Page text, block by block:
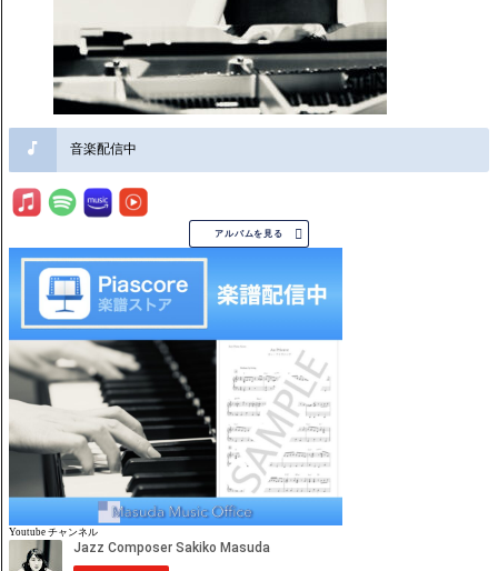
音楽配信中
アルバムを見る 
Youtube チャンネル